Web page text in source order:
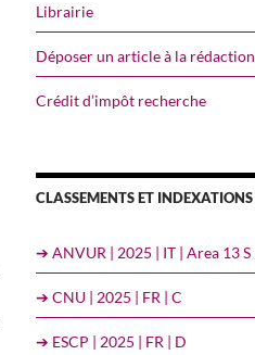
Librairie
Déposer un article à la rédaction
Crédit d’impôt recherche
CLASSEMENTS ET INDEXATIONS
➔ ANVUR | 2025 | IT | Area 13 S
➔ CNU | 2025 | FR | C
➔ ESCP | 2025 | FR | D